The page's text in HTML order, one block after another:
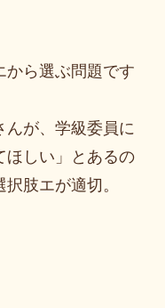
から選ぶ問題です
んが、学級委員に
ほしい」とあるの
肢エが適切。